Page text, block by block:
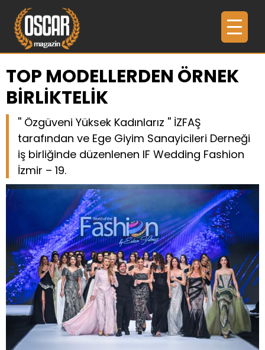
TOP MODELLERDEN ÖRNEK
BİRLİKTELİK
'' Özgüveni Yüksek Kadınlarız '' İZFAŞ
tarafından ve Ege Giyim Sanayicileri Derneği
iş birliğinde düzenlenen IF Wedding Fashion
İzmir – 19.